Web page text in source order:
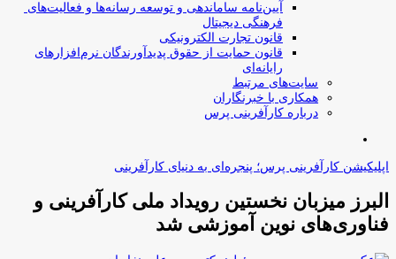
آیین‌نامه سامان­دهی و توسعه رسانه­‌ها و فعالیت‌­های
فرهنگی دیجیتال
قانون تجارت الکترونیکی
قانون حمایت از حقوق پدیدآورندگان نرم‌افزارهای
رایانه‌ای
سایت‌های مرتبط
همکاری با خبرنگاران
درباره کارآفرینی پرس
اپلیکیشن کارآفرینی پرس؛ پنجره‌ای به دنیای کارآفرینی
البرز میزبان نخستین رویداد ملی کارآفرینی و
فناوری‌های نوین آموزشی شد